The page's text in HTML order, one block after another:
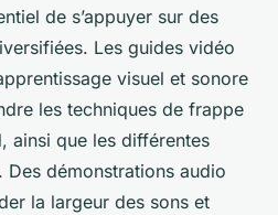
de s’appuyer sur des
Les guides vidéo
visuel et sonore
les techniques de frappe
ainsi que les différentes
démonstrations audio
la largeur des sons et